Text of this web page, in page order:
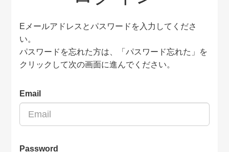
Eメールアドレスとパスワードを入力してくださ
い。
パスワードを忘れた方は、「パスワード忘れた」を
クリックして次の画面に進んでください。
Email
Password